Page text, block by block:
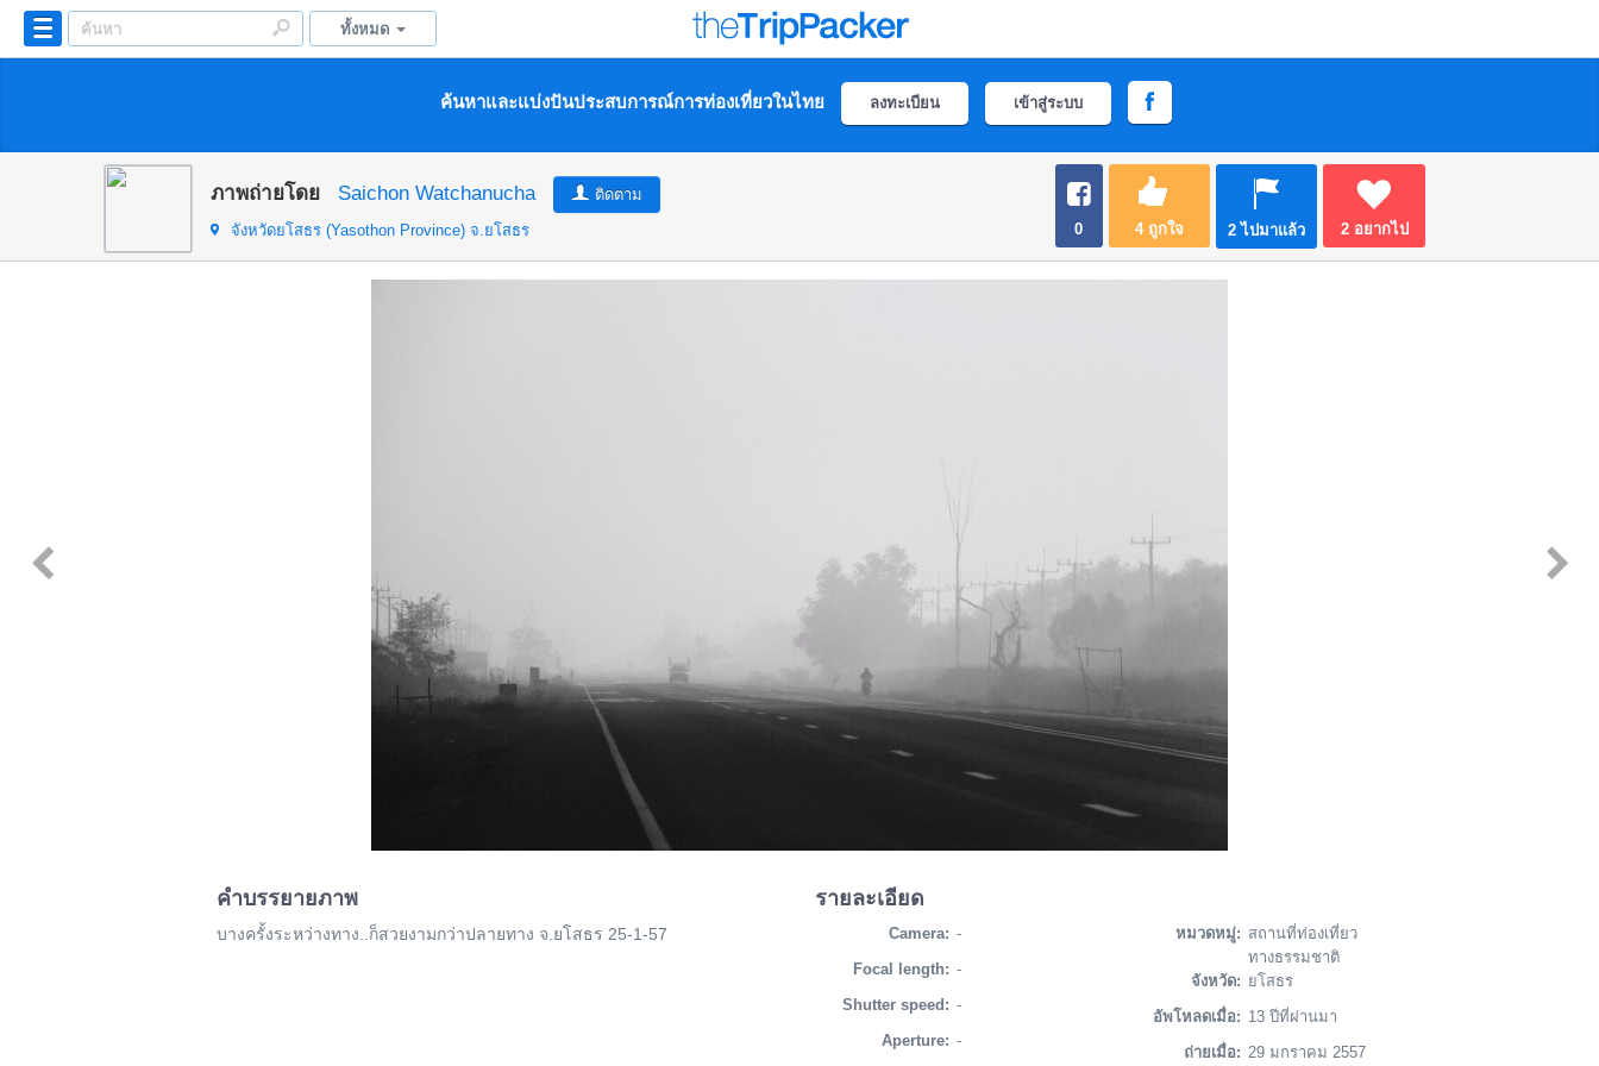
ทั้งหมด
ค้นหาและแบ่งปันประสบการณ์การท่องเที่ยวในไทย ลงทะเบียน เข้าสู่ระบบ
ภาพถ่ายโดย Saichon Watchanucha
ติดตาม
จังหวัดยโสธร (Yasothon Province) จ.ยโสธร 0 4ถูกใจ 2 ไปมาแล้ว 2อยากไป
คำบรรยายภาพ
บางครั้งระหว่างทาง..ก็สวยงามกว่าปลายทาง จ.ยโสธร 25-1-57
รายละเอียด
Camera: -
Focal length: -
Shutter speed: -
Aperture: -
หมวดหมู่: สถานที่ท่องเที่ยว
ทางธรรมชาติ
จังหวัด: ยโสธร
อัพโหลดเมื่อ: 13 ปีที่ผ่านมา
ถ่ายเมื่อ: 29 มกราคม 2557